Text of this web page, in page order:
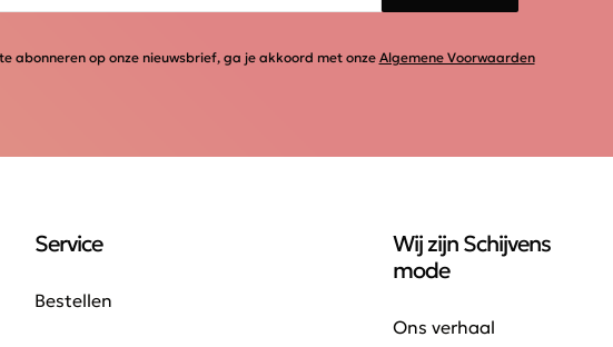
abonneren op onze nieuwsbrief, ga je akkoord met onze Algemene Voorwaarden
Service
Bestellen
Wij zijn Schijvens
mode
Ons verhaal